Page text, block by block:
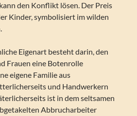
den Konflikt lösen. Der Preis
Kinder, symbolisiert im wilden
Eigenart besteht darin, den
Frauen eine Botenrolle
eigene Familie aus
und Handwerkern
ist in dem seltsamen
Abbrucharbeiter